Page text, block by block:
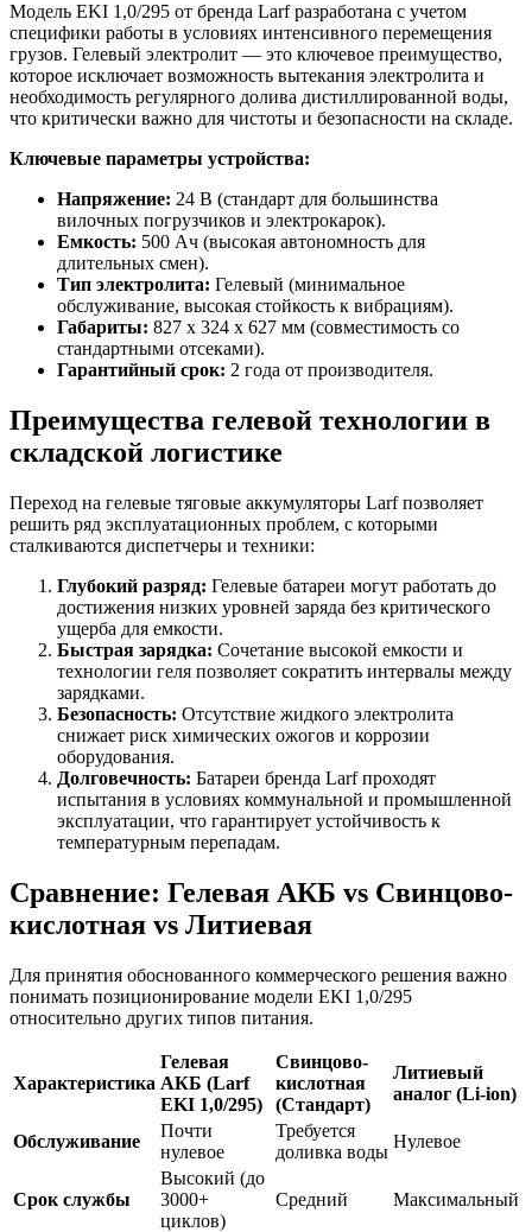
Модель EKI 1,0/295 от бренда Larf разработана с учетом
специфики работы в условиях интенсивного перемещения
грузов. Гелевый электролит — это ключевое преимущество,
которое исключает возможность вытекания электролита и
необходимость регулярного долива дистиллированной воды,
что критически важно для чистоты и безопасности на складе.
Ключевые параметры устройства:
Напряжение: 24 В (стандарт для большинства
вилочных погрузчиков и электрокарок).
Емкость: 500 Ач (высокая автономность для
длительных смен).
Тип электролита: Гелевый (минимальное
обслуживание, высокая стойкость к вибрациям).
Габариты: 827 x 324 x 627 мм (совместимость со
стандартными отсеками).
Гарантийный срок: 2 года от производителя.
Преимущества гелевой технологии в
складской логистике
Переход на гелевые тяговые аккумуляторы Larf позволяет
решить ряд эксплуатационных проблем, с которыми
сталкиваются диспетчеры и техники:
Глубокий разряд: Гелевые батареи могут работать до
достижения низких уровней заряда без критического
ущерба для емкости.
Быстрая зарядка: Сочетание высокой емкости и
технологии геля позволяет сократить интервалы между
зарядками.
Безопасность: Отсутствие жидкого электролита
снижает риск химических ожогов и коррозии
оборудования.
Долговечность: Батареи бренда Larf проходят
испытания в условиях коммунальной и промышленной
эксплуатации, что гарантирует устойчивость к
температурным перепадам.
Сравнение: Гелевая АКБ vs Свинцово-
кислотная vs Литиевая
Для принятия обоснованного коммерческого решения важно
понимать позиционирование модели EKI 1,0/295
относительно других типов питания.
Характеристика
Гелевая
АКБ (Larf
EKI 1,0/295)
Свинцово-
кислотная
(Стандарт)
Литиевый
аналог (Li-ion)
Обслуживание
Почти
нулевое
Требуется
доливка воды
Нулевое
Срок службы
Высокий (до
3000+
циклов)
Средний Максимальный